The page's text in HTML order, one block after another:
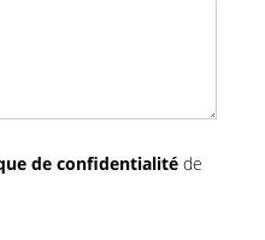
de confidentialité de